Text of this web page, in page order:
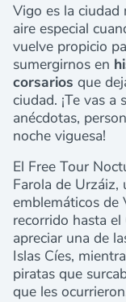
Vigo es la ciudad
aire especial
vuelve propicio
sumergirnos en
corsarios que
ciudad. ¡Te vas
anécdotas,
noche viguesa!
El Free Tour
Farola de Urzáiz,
emblemáticos de
recorrido hasta el
apreciar una de
Islas Cíes,
piratas que
que les